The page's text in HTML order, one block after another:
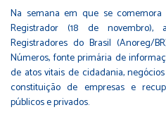
Na semana em que se
Registrador (18 de
Registradores do Brasil (Anoreg/
Números, fonte primária de
de atos vitais de cidadania,
constituição de empresas e
públicos e privados.